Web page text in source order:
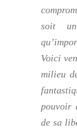
soit
Voici
milieu
pouvoir
de sa